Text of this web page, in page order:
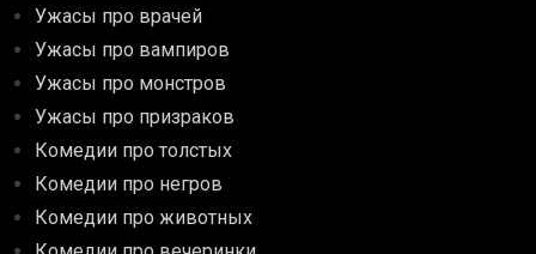
Ужасы про врачей
Ужасы про вампиров
Ужасы про монстров
Ужасы про призраков
Комедии про толстых
Комедии про негров
Комедии про животных